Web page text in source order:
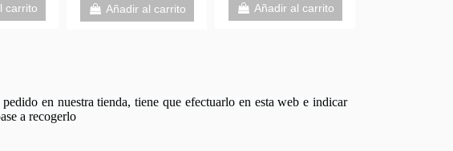
View Añadir al carrito Añadir al carrito
en nuestra tienda, tiene que efectuarlo en esta web e indicar
a recogerlo